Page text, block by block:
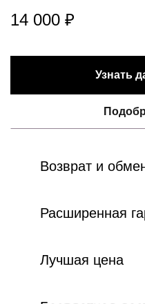
14 000 ₽
Узнать
Возврат и
Расширенная
Лучшая цена